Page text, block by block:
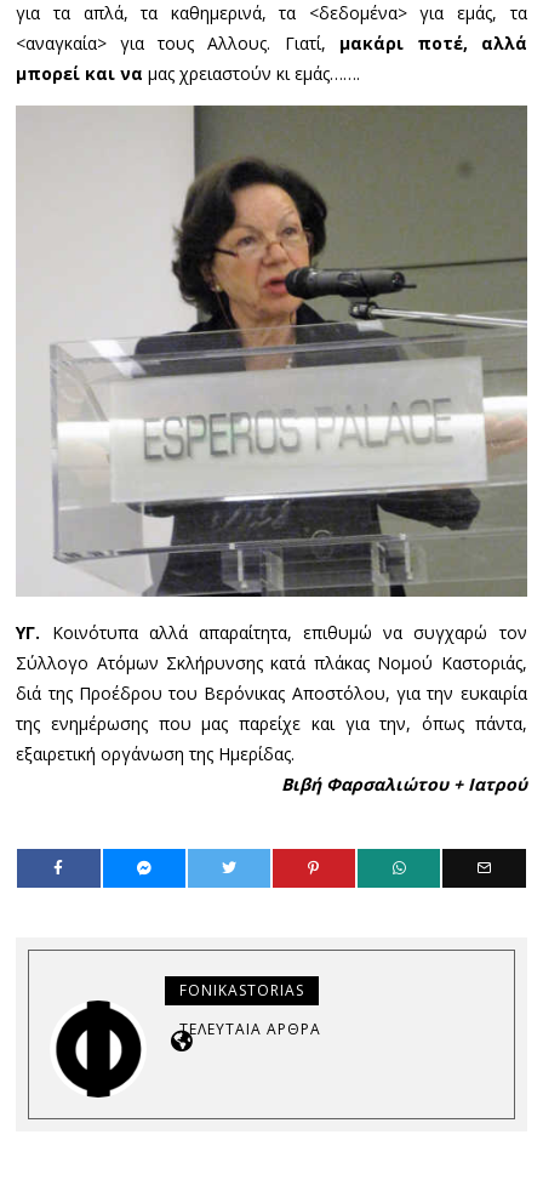
για τα απλά, τα καθημερινά, τα <δεδομένα> για εμάς, τα
<αναγκαία> για τους Αλλους. Γιατί, μακάρι ποτέ, αλλά
μπορεί και ναμας χρειαστούν κι εμάς…….
ΥΓ. Κοινότυπα αλλά απαραίτητα, επιθυμώ να συγχαρώ τον
Σύλλογο Ατόμων Σκλήρυνσης κατά πλάκας Νομού Καστοριάς,
διά της Προέδρου του Βερόνικας Αποστόλου, για την ευκαιρία
της ενημέρωσης που μας παρείχε και για την, όπως πάντα,
εξαιρετική οργάνωση της Ημερίδας.
Βιβή Φαρσαλιώτου + Ιατρού
FONIKASTORIAS
ΤΕΛΕΥΤΑΊΑ ΆΡΘΡΑ